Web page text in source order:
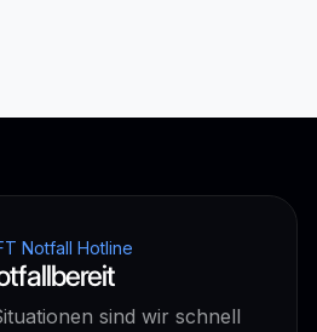
Notfall Hotline
sind wir schnell